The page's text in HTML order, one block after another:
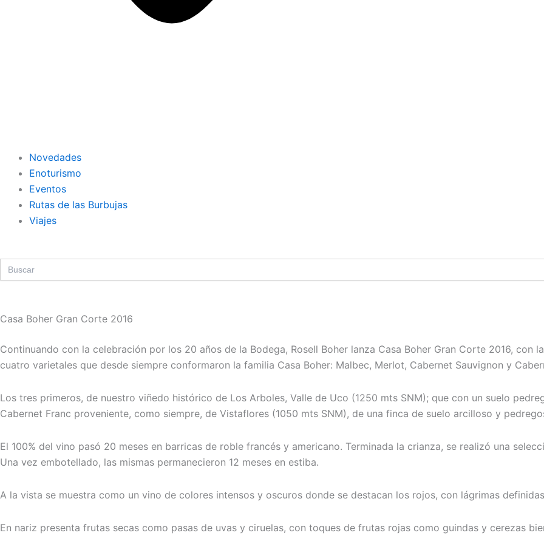
Novedades
Enoturismo
Eventos
Rutas de las Burbujas
Viajes
Search
for:
Casa Boher Gran Corte 2016
Continuando con la celebración por los 20 años de la Bodega, Rosell Boher lanza Casa Boher Gran Corte 2016, con
cuatro varietales que desde siempre conformaron la familia Casa Boher: Malbec, Merlot, Cabernet Sauvignon y
Los tres primeros, de nuestro viñedo histórico de Los Arboles, Valle de Uco (1250 mts SNM); que con un suelo
Cabernet Franc proveniente, como siempre, de Vistaflores (1050 mts SNM), de una finca de suelo arcilloso y
El 100% del vino pasó 20 meses en barricas de roble francés y americano. Terminada la crianza, se realizó una
Una vez embotellado, las mismas permanecieron 12 meses en estiba.
A la vista se muestra como un vino de colores intensos y oscuros donde se destacan los rojos, con lágrimas
En nariz presenta frutas secas como pasas de uvas y ciruelas, con toques de frutas rojas como guindas y cerezas